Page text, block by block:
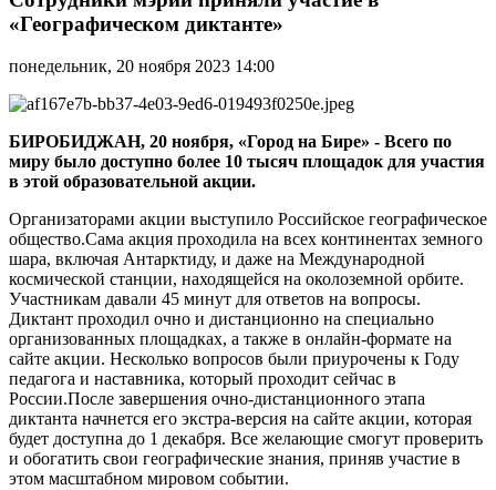
приняли
участие
«Географическом
диктанте»
«Географическом диктанте»
понедельник, 20 ноября 2023 14:00
БИРОБИДЖАН, 20 ноября, «Город на Бире» - Всего по
миру было доступно более 10 тысяч площадок для участия
в этой образовательной акции.
Организаторами акции выступило Российское географическое
общество.Сама акция проходила на всех континентах земного
шара, включая Антарктиду, и даже на Международной
космической станции, находящейся на околоземной орбите.
Участникам давали 45 минут для ответов на вопросы.
Диктант проходил очно и дистанционно на специально
организованных площадках, а также в онлайн-формате на
сайте акции. Несколько вопросов были приурочены к Году
педагога и наставника, который проходит сейчас в
России.После завершения очно-дистанционного этапа
диктанта начнется его экстра-версия на сайте акции, которая
будет доступна до 1 декабря. Все желающие смогут проверить
и обогатить свои географические знания, приняв участие в
этом масштабном мировом событии.